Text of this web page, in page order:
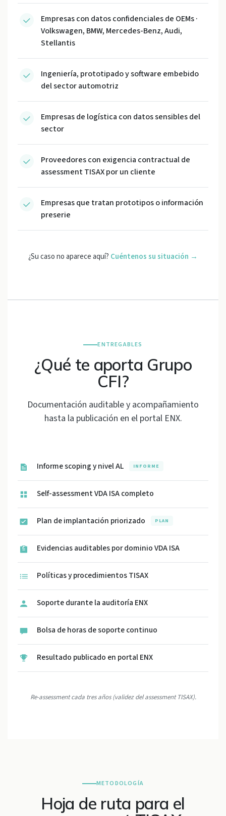
Empresas con datos confidenciales de OEMs ·
Volkswagen, BMW, Mercedes-Benz, Audi,
Stellantis
Ingeniería, prototipado y software embebido
del sector automotriz
Empresas de logística con datos sensibles del
sector
Proveedores con exigencia contractual de
assessment TISAX por un cliente
Empresas que tratan prototipos o información
preserie
¿Su caso no aparece aquí? Cuéntenos su situación →
ENTREGABLES
¿Qué te aporta Grupo
CFI?
Documentación auditable y acompañamiento
hasta la publicación en el portal ENX.
Informe scoping y nivel AL INFORME
Self-assessment VDA ISA completo
Plan de implantación priorizado PLAN
Evidencias auditables por dominio VDA ISA
Políticas y procedimientos TISAX
Soporte durante la auditoría ENX
Bolsa de horas de soporte continuo
Resultado publicado en portal ENX
Re-assessment cada tres años (validez del assessment TISAX).
METODOLOGÍA
Hoja de ruta para el